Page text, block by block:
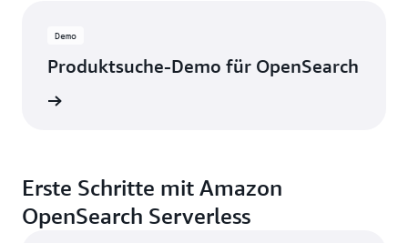
Demo
Produktsuche-Demo für OpenSearch
Erste Schritte mit Amazon
OpenSearch Serverless